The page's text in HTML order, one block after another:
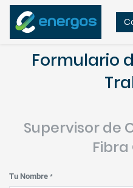
Formulario
Supervisor de
Tu Nombre *